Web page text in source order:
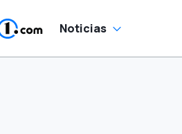
Noticias